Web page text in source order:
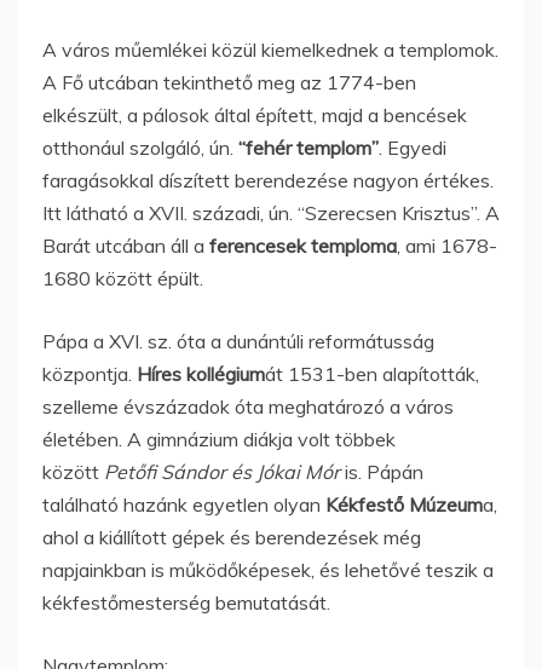
A város műemlékei közül kiemelkednek a templomok.
A Fő utcában tekinthető meg az 1774-ben
elkészült, a pálosok által épített, majd a bencések
otthonául szolgáló, ún. “fehér templom” . Egyedi
faragásokkal díszített berendezése nagyon értékes.
Itt látható a XVII. századi, ún. “Szerecsen Krisztus”. A
Barát utcában áll a ferencesek temploma , ami 1678-
1680 között épült.
Pápa a XVI. sz. óta a dunántúli reformátusság
központja. Híres kollégiumát 1531-ben alapították,
szelleme évszázadok óta meghatározó a város
életében. A gimnázium diákja volt többek
között Petőfi Sándor és Jókai Móris. Pápán
található hazánk egyetlen olyan Kékfestő Múzeuma,
ahol a kiállított gépek és berendezések még
napjainkban is működőképesek, és lehetővé teszik a
kékfestőmesterség bemutatását.